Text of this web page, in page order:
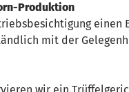
Produktion
einen
mit der